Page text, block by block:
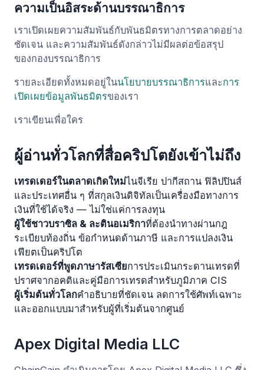
ความเป็นอิสระด้านบรรณาธิการ
เราเปิดเผยความสัมพันธ์กับพันธมิตรทางการตลาดอย่าง
ชัดเจน และความสัมพันธ์ดังกล่าวไม่มีผลต่อข้อสรุป
ของกองบรรณาธิการ
รายละเอียดทั้งหมดอยู่ในนโยบายบรรณาธิการและการ
เปิดเผยข้อมูลพันธมิตรของเรา
เราเขียนเพื่อใคร
ผู้อ่านทั่วโลกที่สื่อคริปโตยังเข้าไม่ถึง
เทรดเดอร์ในตลาดเกิดใหม่ไนจีเรีย ปากีสถาน ฟิลิปปินส์
และประเทศอื่น ๆ ที่สกุลเงินดิจิทัลเป็นเครื่องมือทางการ
เงินที่ใช้ได้จริง — ไม่ใช่แค่การลงทุน
ผู้ใช้ชาวบราซิล & ละตินอเมริกาที่ต้องนำทางผ่านกฎ
ระเบียบท้องถิ่น ข้อกำหนดด้านภาษี และการแปลงเงิน
เฟียตเป็นคริปโต
เทรดเดอร์ที่พูดภาษารัสเซียการประเมินกระดานเทรดที่
ปราศจากอคติและคู่มือการเทรดสำหรับภูมิภาค CIS
ผู้เริ่มต้นทั่วโลกคำอธิบายที่ชัดเจน ลดการใช้ศัพท์เฉพาะ
และออกแบบมาสำหรับผู้ที่เริ่มต้นจากศูนย์
Apex Digital Media LLC